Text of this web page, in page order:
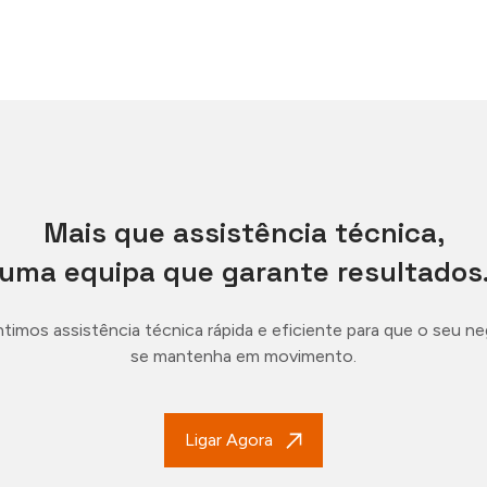
Mais que assistência técnica,
uma equipa que garante
assistência técnica rápida e eficiente para que o seu
se mantenha em movimento.
Ligar Agora